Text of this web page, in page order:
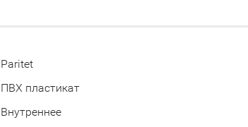
Paritet
ПВХ пластикат
Внутреннее